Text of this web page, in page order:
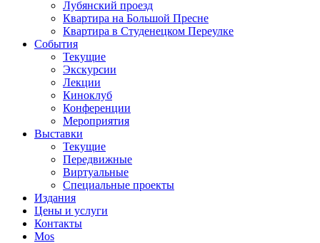
Лубянский проезд
Квартира на Большой Пресне
Квартира в Студенецком Переулке
События
Текущие
Экскурсии
Лекции
Киноклуб
Конференции
Мероприятия
Выставки
Текущие
Передвижные
Виртуальные
Специальные проекты
Издания
Цены и услуги
Контакты
Mos